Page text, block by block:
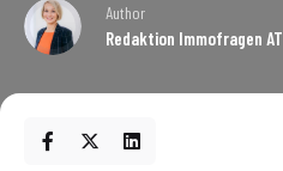
Author
Redaktion Immofragen AT